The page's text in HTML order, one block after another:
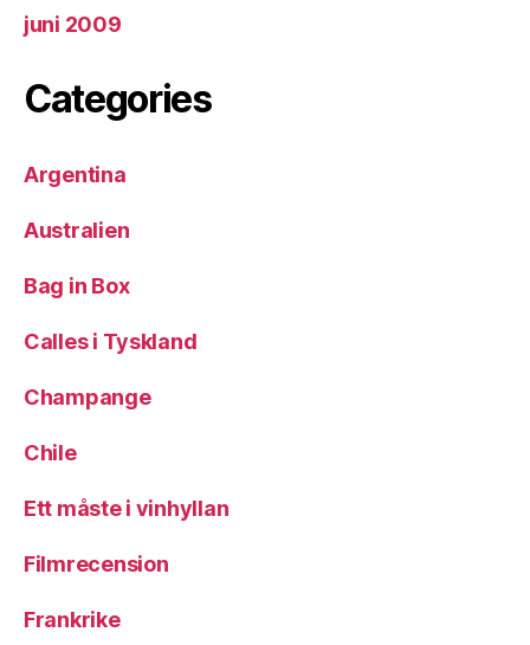
juni 2009
Categories
Argentina
Australien
Bag in Box
Calles i Tyskland
Champange
Chile
Ett måste i vinhyllan
Filmrecension
Frankrike